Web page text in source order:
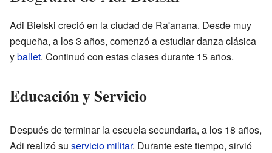
Adi Bielski creció en la ciudad de Ra'anana. Desde muy
pequeña, a los 3 años, comenzó a estudiar danza clásica
yballet. Continuó con estas clases durante 15 años.
Educación y Servicio
Después de terminar la escuela secundaria, a los 18 años,
Adi realizó su servicio militar. Durante este tiempo, sirvió